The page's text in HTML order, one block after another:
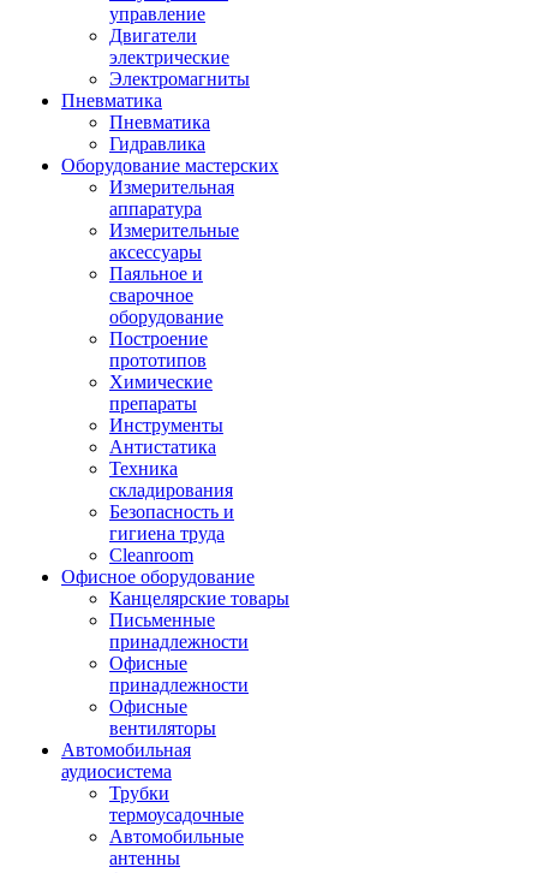
управление
Двигатели
электрические
Электромагниты
Пневматика
Пневматика
Гидравлика
Оборудование мастерских
Измерительная
аппаратура
Измерительные
аксессуары
Паяльное и
сварочное
оборудование
Построение
прототипов
Химические
препараты
Инструменты
Aнтистатика
Техника
складирования
Безопасность и
гигиена труда
Cleanroom
Офисное оборудование
Канцелярские товары
Письменные
принадлежности
Офисные
принадлежности
Офисные
вентиляторы
Автомобильная
аудиосистема
Трубки
термоусадочные
Автомобильные
антенны